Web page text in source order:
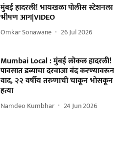
मुंबई हादरली! भायखळा पोलीस स्टेशनला
भीषण आग|VIDEO
Omkar Sonawane 26 Jul 2026
Mumbai Local : मुंबई लोकल हादरली!
पावसात डब्याचा दरवाजा बंद करण्यावरून
वाद, २२ वर्षीय तरुणाची चाकून भोसकून
हत्या
Namdeo Kumbhar 24 Jun 2026